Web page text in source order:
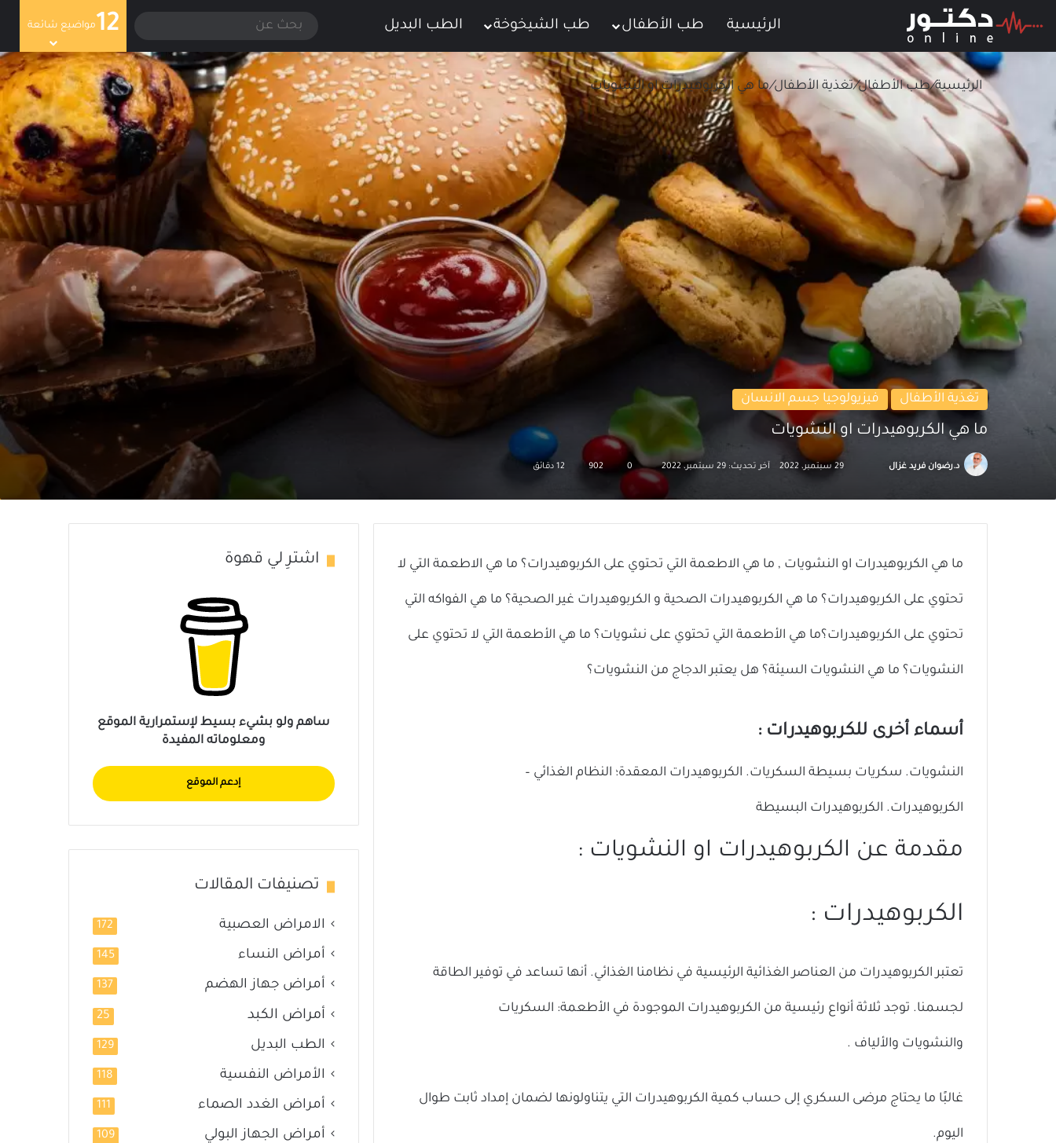
الرئيسية طب الأطفال طب الشيخوخة الطب البديل تسجيل الدخول
الوضع المظلم
عن
12 مواضيع شائعة
الرئيسية/طب الأطفال/تغذية الأطفال/ما هي الكربوهيدرات او النشويات
تغذية الأطفال فيزيولوجيا جسم الانسان
ما هي الكربوهيدرات او النشويات
د.رضوان فريد غزال
أرسل29 سبتمبر، 2022 آخر تحديث: 29 سبتمبر، 2022 0
902
ما هي الكربوهيدرات او النشويات , ما هي الاطعمة التي تحتوي على الكربوهيدرات؟ ما هي الاطعمة التي لا
تحتوي على الكربوهيدرات؟ ما هي الكربوهيدرات الصحية و الكربوهيدرات غير الصحية؟ ما هي الفواكه التي
تحتوي على الكربوهيدرات؟ما هي الأطعمة التي تحتوي على نشويات؟ ما هي الأطعمة التي لا تحتوي على
النشويات؟ ما هي النشويات السيئة؟ هل يعتبر الدجاج من النشويات؟
أسماء أخرى للكربوهيدرات :
النشويات. سكريات بسيطة السكريات. الكربوهيدرات المعقدة؛ النظام الغذائي –
الكربوهيدرات. الكربوهيدرات البسيطة
مقدمة عن الكربوهيدرات او النشويات :
الكربوهيدرات :
تعتبر الكربوهيدرات من العناصر الغذائية الرئيسية في نظامنا الغذائي. أنها تساعد في توفير الطاقة
لجسمنا. توجد ثلاثة أنواع رئيسية من الكربوهيدرات الموجودة في الأطعمة: السكريات
والنشويات والألياف .
غالبًا ما يحتاج مرضى السكري إلى حساب كمية الكربوهيدرات التي يتناولونها لضمان إمداد ثابت طوال
اليوم.
اشترِ لي قهوة
ساهم ولو بشيء بسيط لإستمرارية الموقع
ومعلوماته المفيدة
إدعم الموقع
تصنيفات المقالات
الامراض العصبية 172
أمراض النساء 145
أمراض جهاز الهضم 137
أمراض الكبد 25
الطب البديل 129
الأمراض النفسية 118
أمراض الغدد الصماء 111
أمراض الجهاز البولي 109